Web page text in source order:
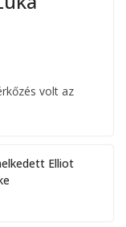
volt az
Elliot